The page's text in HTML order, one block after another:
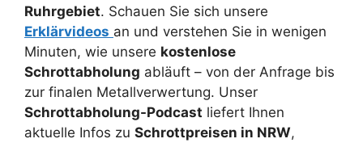
Ruhrgebiet. Schauen Sie sich unsere
Erklärvideos an und verstehen Sie in wenigen
Minuten, wie unsere kostenlose
Schrottabholung abläuft – von der Anfrage bis
zur finalen Metallverwertung. Unser
Schrottabholung-Podcast liefert Ihnen
aktuelle Infos zu Schrottpreisen in NRW,